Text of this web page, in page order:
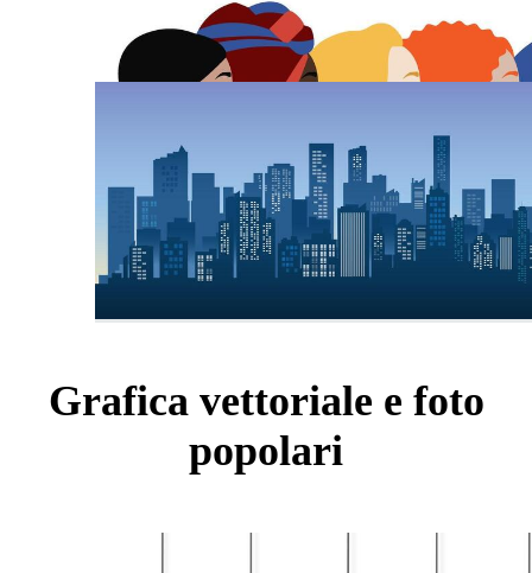
Grafica vettoriale e foto
popolari